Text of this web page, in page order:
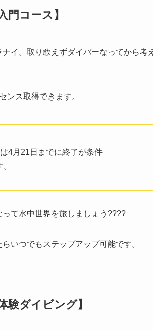
コース】
イ。取り敢えずダイバーなってから考
ンス取得できます。
4月21日までに終了が条件
て水中世界を旅しましょう????
いつでもステップアップ可能です。
ダイビング】